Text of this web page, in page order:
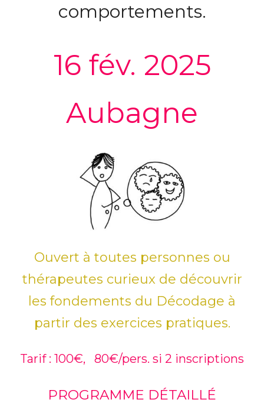
comportements.
16 fév. 2025
Aubagne
Ouvert à toutes personnes ou
thérapeutes curieux de découvrir
les fondements du Décodage à
partir des exercices pratiques.
Tarif : 100€, 80€/pers. si 2 inscriptions
PROGRAMME DÉTAILLÉ